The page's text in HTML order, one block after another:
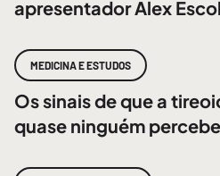
apresentador Alex
MEDICINA E ESTUDOS
Os sinais de que a
quase ninguém percebe